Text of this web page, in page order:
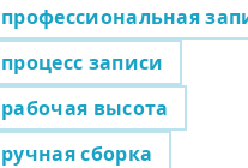
профессиональная
процесс записи
рабочая высота
ручная сборка